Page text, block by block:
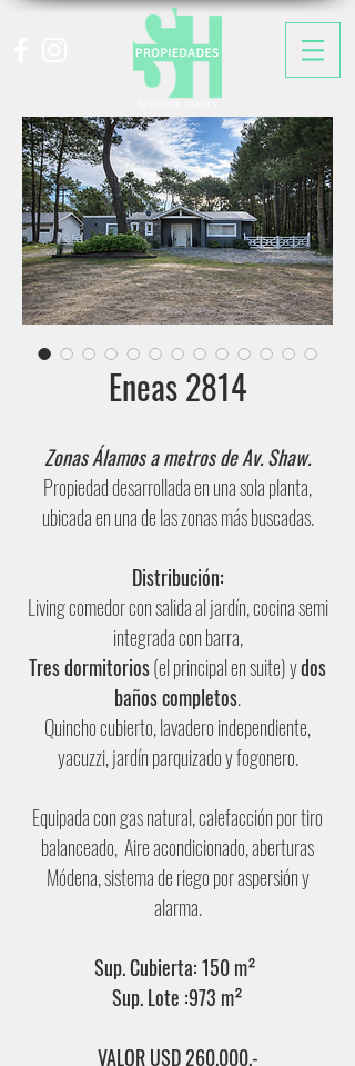
Eneas 2814
Zonas Álamos a metros de Av. Shaw.
Propiedad desarrollada en una sola planta,
ubicada en una de las zonas más buscadas.
Distribución:
Living comedor con salida al jardín, cocina semi
integrada con barra,
Tres dormitorios(el principal en suite) ydos
baños completos.
Quincho cubierto, lavadero independiente,
yacuzzi, jardín parquizado y fogonero.
Equipada con gas natural, calefacción por tiro
balanceado, Aire acondicionado, aberturas
Módena, sistema de riego por aspersión y
alarma.
Sup. Cubierta: 150 m²
Sup. Lote :973 m²
VALOR USD 260.000.-